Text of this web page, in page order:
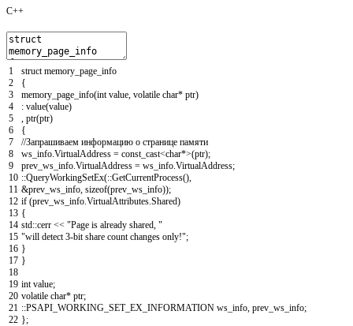
C++
1
2
3
4
5
6
7
8
9
10
11
12
13
14
15
16
17
18
19
20
21
22
struct memory_page_info
{
memory_page_info(int value volatile char* ptr)
: value(value)
ptr(ptr)
{
//Запрашиваем информацию о странице памяти
ws_info VirtualAddress = const_cast<char*>(ptr);
prev_ws_info VirtualAddress = ws_info VirtualAddress;
::QueryWorkingSetEx(::GetCurrentProcess()
&prev_ws_info sizeof(prev_ws_info));
if (prev_ws_info VirtualAttributes Shared)
{
std::cerr << "Page is already shared, "
"will detect 3-bit share count changes only!";
}
}
int value;
volatile char* ptr;
::PSAPI_WORKING_SET_EX_INFORMATION ws_info prev_ws_info;
};